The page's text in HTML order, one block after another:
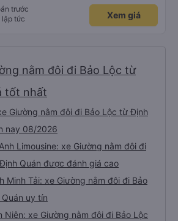
mình xuống ở đây không có ma nào dám chở đâu
xe ôm ngầm, dân chơi cỏ kẹo ke...) Và thế là
, nơi sáng sủa an toàn hơn. Một Chuyến
trước
lập tức
Xem giá
nằm đôi đi Bảo Lộc từ
tốt nhất
Giường nằm đôi đi Bảo Lộc từ Định
nay 08/2026
Limousine: xe Giường nằm đôi đi
Quán được đánh giá cao
Minh Tải: xe Giường nằm đôi đi Bảo
uy tín
Niên: xe Giường nằm đôi đi Bảo Lộc